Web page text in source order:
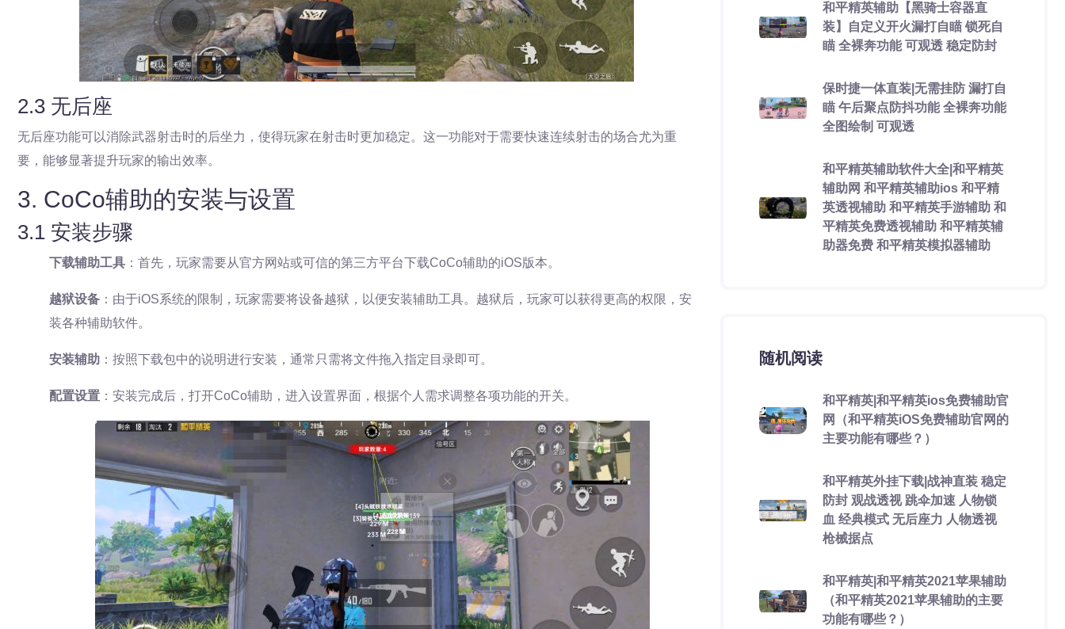
2.3 无后座
无后座功能可以消除武器射击时的后坐力，使得玩家在射击时更加稳定。这一功能对于需要快速连续射击的场合尤为重
要，能够显著提升玩家的输出效率。
3. CoCo辅助的安装与设置
3.1 安装步骤
下载辅助工具 ：首先，玩家需要从官方网站或可信的第三方平台下载CoCo辅助的iOS版本。
越狱设备 ：由于iOS系统的限制，玩家需要将设备越狱，以便安装辅助工具。越狱后，玩家可以获得更高的权限，安
装各种辅助软件。
安装辅助 ：按照下载包中的说明进行安装，通常只需将文件拖入指定目录即可。
配置设置 ：安装完成后，打开CoCo辅助，进入设置界面，根据个人需求调整各项功能的开关。
和平精英辅助【黑骑士容器直
装】自定义开火漏打自瞄 锁死自
瞄 全裸奔功能 可观透 稳定防封
保时捷一体直装|无需挂防 漏打自
瞄 午后聚点防抖功能 全裸奔功能
全图绘制 可观透
和平精英辅助软件大全|和平精英
辅助网 和平精英辅助ios 和平精
英透视辅助 和平精英手游辅助 和
平精英免费透视辅助 和平精英辅
助器免费 和平精英模拟器辅助
随机阅读
和平精英|和平精英ios免费辅助官
网（和平精英iOS免费辅助官网的
主要功能有哪些？）
和平精英外挂下载|战神直装 稳定
防封 观战透视 跳伞加速 人物锁
血 经典模式 无后座力 人物透视
枪械据点
和平精英|和平精英2021苹果辅助
（和平精英2021苹果辅助的主要
功能有哪些？）